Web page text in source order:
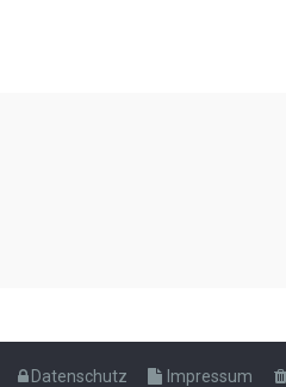
Impressum
Datenschutz